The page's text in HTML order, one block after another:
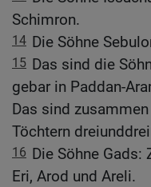
Schimron.
14 Die Söhne
15 Das sind die
gebar in Paddan-
Das sind
Töchtern
16 Die Söhne Gads:
Eri, Arod und Areli.